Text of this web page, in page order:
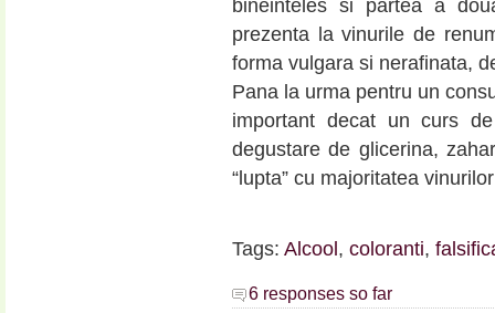
bineinteles si partea a
prezenta la vinurile de
forma vulgara si nerafinata,
Pana la urma pentru un
important decat un curs
degustare de glicerina,
“lupta” cu majoritatea
Tags: Alcool , coloranti,
6 responses so far